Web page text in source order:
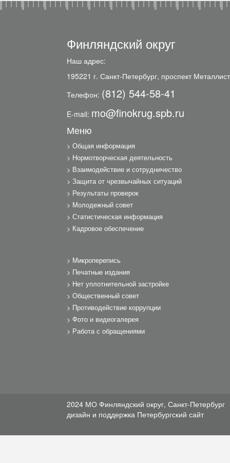
Финляндский округ
Наш адрес:
195221 г. Санкт-Петербург, проспект
Телефон: (812) 544-58-41
E-mail: mo@finokrug.spb.ru
Меню
Общая информация
Нормотворческая деятельность
Взаимодействие и сотрудничество
Защита от чрезвычайных ситуаций
Результаты проверок
Молодежный совет
Статистическая информация
Кадровое обеспечение
Микроперепись
Печатные издания
Нет уплотнительной застройке
Общественный совет
Противодействие коррупции
Фото и видеогалерея
Работа с обращениями
2024 МО Финляндский округ, Санкт-Петербург
дизайн и поддержка Петербургский сайт